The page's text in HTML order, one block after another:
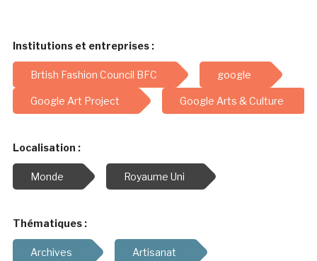
Institutions et entreprises :
Brtish Fashion Council BFC google
Google Art Project Google Arts & Culture
Localisation :
Monde Royaume Uni
Thématiques :
Archives Artisanat